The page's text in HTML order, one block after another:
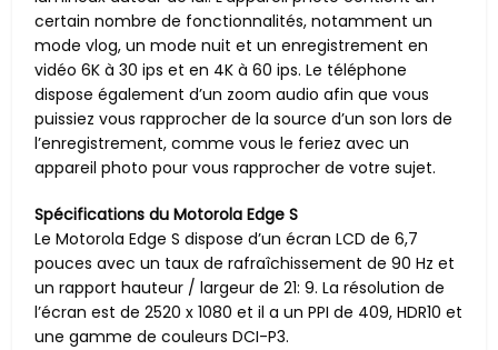
certain nombre de fonctionnalités, notamment un
mode vlog, un mode nuit et un enregistrement en
vidéo 6K à 30 ips et en 4K à 60 ips. Le téléphone
dispose également d’un zoom audio afin que vous
puissiez vous rapprocher de la source d’un son lors de
l’enregistrement, comme vous le feriez avec un
appareil photo pour vous rapprocher de votre sujet.
Spécifications du Motorola Edge S
Le Motorola Edge S dispose d’un écran LCD de 6,7
pouces avec un taux de rafraîchissement de 90 Hz et
un rapport hauteur / largeur de 21: 9. La résolution de
l’écran est de 2520 x 1080 et il a un PPI de 409, HDR10 et
une gamme de couleurs DCI-P3.